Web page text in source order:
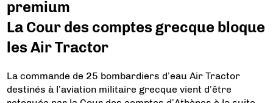
premium
La Cour des comptes grecque bloque
les Air Tractor
La commande de 25 bombardiers d’eau Air Tractor
destinés à l’aviation militaire grecque vient d’être